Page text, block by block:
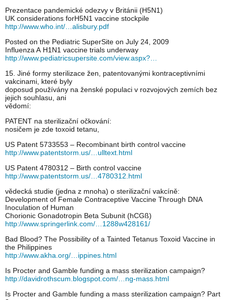
Prezentace pandemické odezvy v Británii (H5N1)
UK considerations forH5N1 vaccine stockpile
http://www.who.int/…alisbury.pdf
Posted on the Pediatric SuperSite on July 24, 2009
Influenza A H1N1 vaccine trials underway
http://www.pediatricsupersite.com/view.aspx?…
15. Jiné formy sterilizace žen, patentovanými kontraceptivními
vakcinami, které byly
doposud používány na ženské populaci v rozvojových zemích bez
jejich souhlasu, ani
vědomí:
PATENT na sterilizační očkování:
nosičem je zde toxoid tetanu,
US Patent 5733553 – Recombinant birth control vaccine
http://www.patentstorm.us/…ulltext.html
US Patent 4780312 – Birth control vaccine
http://www.patentstorm.us/…4780312.html
vědecká studie (jedna z mnoha) o sterilizační vakcíně:
Development of Female Contraceptive Vaccine Through DNA
Inoculation of Human
Chorionic Gonadotropin Beta Subunit (hCGß)
http://www.springerlink.com/…1288w428161/
Bad Blood? The Possibility of a Tainted Tetanus Toxoid Vaccine in
the Philippines
http://www.akha.org/…ippines.html
Is Procter and Gamble funding a mass sterilization campaign?
http://davidrothscum.blogspot.com/…ng-mass.html
Is Procter and Gamble funding a mass sterilization campaign? Part